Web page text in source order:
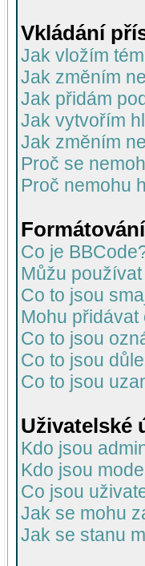
Vkládání
Jak vložím
Jak změním
Jak přidám
Jak vytvořím
Jak změním
Proč se
Proč nemohu
Co je
Můžu
Co to jsou
Mohu přidávat
Co to jsou
Co to jsou
Co to jsou
Uživatelské
Kdo jsou
Kdo jsou
Co jsou
Jak se mohu
Jak se stanu